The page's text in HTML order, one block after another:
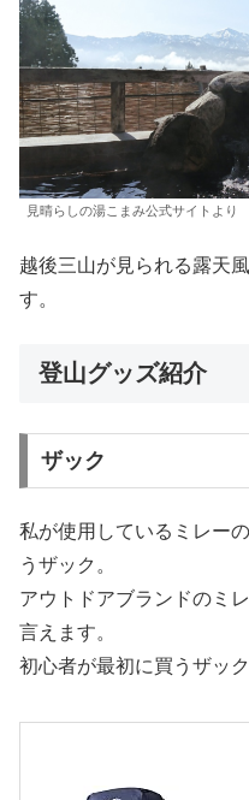
見晴らしの湯こまみ公式サイトより
越後三山が見られる露天
す。
登山グッズ紹介
ザック
私が使用しているミレー
うザック。
アウトドアブランドのミ
言えます。
初心者が最初に買うザッ